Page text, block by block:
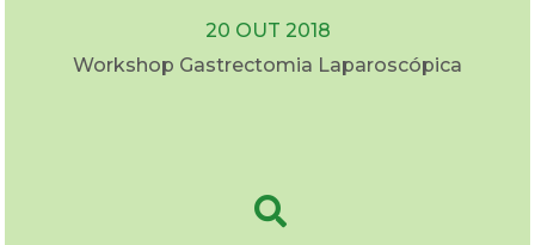
20 OUT 2018
Workshop Gastrectomia Laparoscópica